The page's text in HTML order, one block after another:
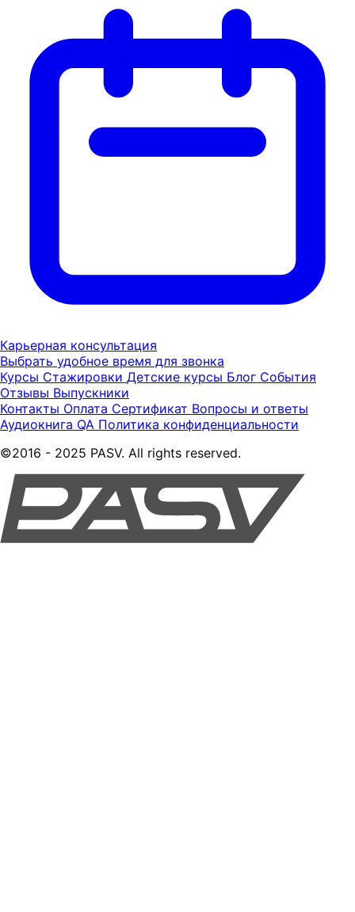
Карьерная консультация
Выбрать удобное время для звонка
Курсы Стажировки Детские курсы Блог События
Отзывы Выпускники
Контакты Оплата Сертификат Вопросы и ответы
Аудиокнига QA Политика конфиденциальности
©2016 - 2025 PASV. All rights reserved.